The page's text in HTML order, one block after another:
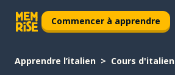
Commencer à apprendre
Apprendre l’italien Cours d'italien